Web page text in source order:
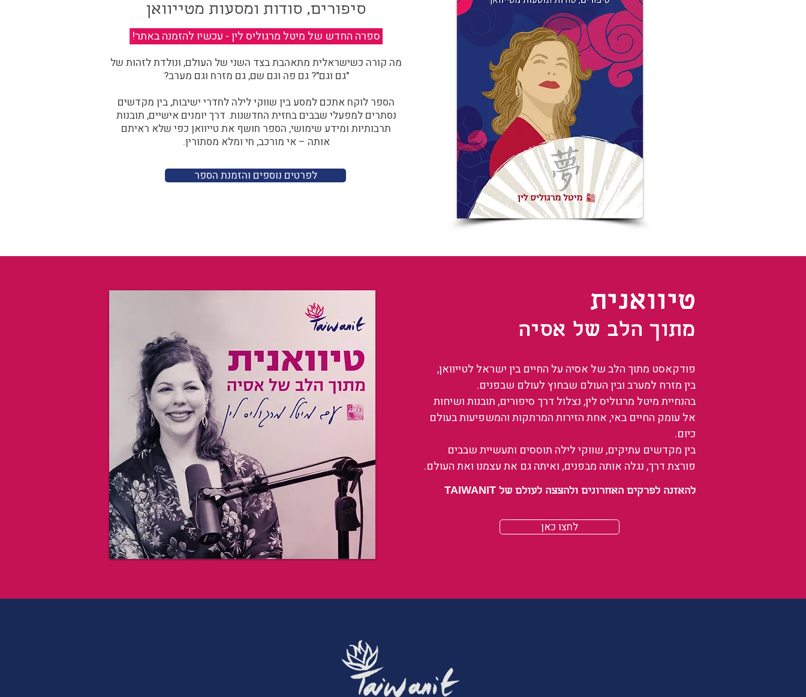
סיפורים, סודות ומסעות מטייוואן
ספרה החדש של מיטל מרגוליס לין - עכשיו להזמנה באתר!
מה קורה כשישראלית מתאהבת בצד השני של העולם, ונולדת לזהות של
"גם וגם"? גם פה וגם שם, גם מזרח וגם מערב?​​
הספר לוקח אתכם למסע בין שווקי לילה לחדרי ישיבות, בין מקדשים
נסתרים למפעלי שבבים בחזית החדשנות. דרך יומנים אישיים, תובנות
תרבותיות ומידע שימושי, הספר חושף את טייוואן כפי שלא ראיתם
אותה – אי מורכב, חי ומלא מסתורין.
לפרטים נוספים והזמנת הספר
טיוואנית
מתוך הלב של אסיה
פודקאסט מתוך הלב של אסיה על החיים בין ישראל לטייוואן,
בין מזרח למערב ובין העולם שבחוץ לעולם שבפנים.
בהנחיית מיטל מרגוליס לין, נצלול דרך סיפורים, תובנות ושיחות
אל עומק החיים באי, אחת הזירות המרתקות והמשפיעות בעולם
כיום.
בין מקדשים עתיקים, שווקי לילה תוססים ותעשיית שבבים
פורצת דרך, נגלה אותה מבפנים, ואיתה גם את עצמנו ואת העולם.
להאזנה לפרקים האחרונים ולהצצה לעולם של TAIWANIT
לחצו כאן